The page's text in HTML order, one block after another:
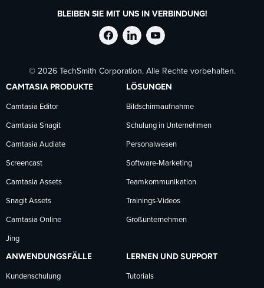
BLEIBEN SIE MIT UNS IN VERBINDUNG!
TechSmith
auf
Facebook
folgen
TechSmith
auf
LinkedIn
folgen
TechSmith
auf
YouTube
folgen
© 2026 TechSmith Corporation. Alle Rechte vorbehalten.
CAMTASIA PRODUKTE
Camtasia Editor
Camtasia Snagit
Camtasia Audiate
Screencast
Camtasia Assets
Snagit Assets
Camtasia Online
Jing
LÖSUNGEN
Bildschirmaufnahme
Schulung in Unternehmen
Personalwesen
Software-Marketing
Teamkommunikation
Trainings-Videos
Großunternehmen
ANWENDUNGSFÄLLE
Kundenschulung
LERNEN UND SUPPORT
Tutorials